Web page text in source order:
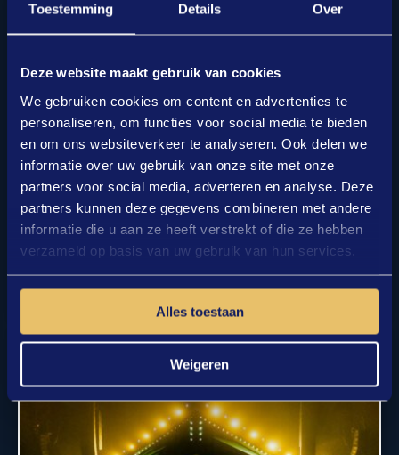
Toestemming Details Over
Deze website maakt gebruik van cookies
We gebruiken cookies om content en advertenties te
personaliseren, om functies voor social media te bieden
en om ons websiteverkeer te analyseren. Ook delen we
informatie over uw gebruik van onze site met onze
partners voor social media, adverteren en analyse. Deze
partners kunnen deze gegevens combineren met andere
informatie die u aan ze heeft verstrekt of die ze hebben
verzameld op basis van uw gebruik van hun services.
Alles toestaan
Weigeren